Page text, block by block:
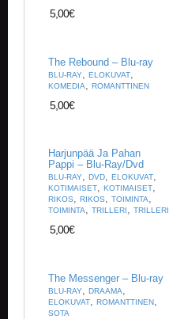
5,00€
The Rebound – Blu-ray
BLU-RAY, ELOKUVAT,
KOMEDIA, ROMANTTINEN
5,00€
Harjunpää Ja Pahan
Pappi – Blu-Ray/Dvd
BLU-RAY, DVD, ELOKUVAT,
KOTIMAISET, KOTIMAISET,
RIKOS, RIKOS, TOIMINTA,
TOIMINTA, TRILLERI, TRILLERI
5,00€
The Messenger – Blu-ray
BLU-RAY, DRAAMA,
ELOKUVAT, ROMANTTINEN,
SOTA